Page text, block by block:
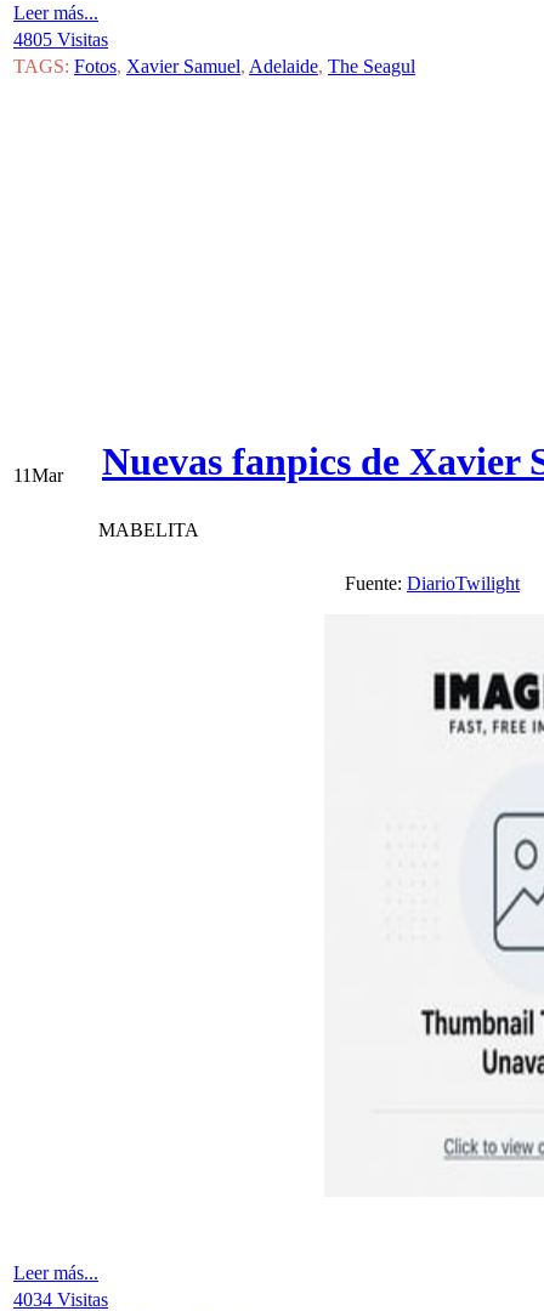
Leer más...
4805 Visitas
TAGS: Fotos, Xavier Samuel, Adelaide, The Seagul
11Mar Nuevas fanpics de Xavier
MABELITA
Fuente: DiarioTwilight
Leer más...
4034 Visitas